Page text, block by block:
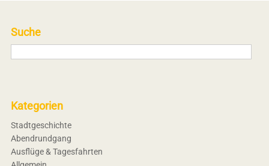
Suche
Kategorien
Stadtgeschichte
Abendrundgang
Ausflüge & Tagesfahrten